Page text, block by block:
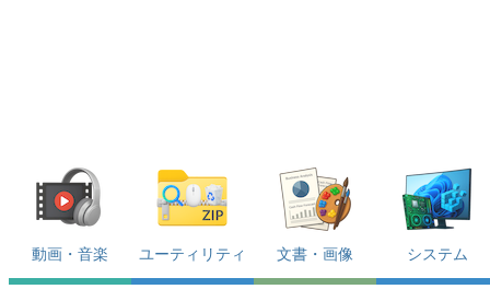
動画・音楽 ユーティリティ 文書・画像 システム